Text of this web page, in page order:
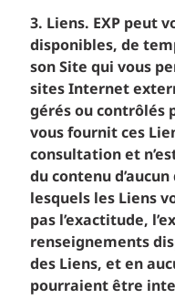
3. Liens. EXP peut
disponibles, de
son Site qui vous
sites Internet
gérés ou contrôlés
vous fournit ces
consultation et
du contenu
lesquels les Liens
pas l’exactitude,
renseignements
des Liens, et en
pourraient être